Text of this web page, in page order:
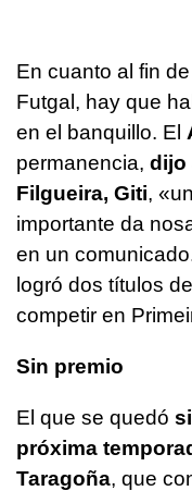
En cuanto al fin
Futgal, hay que
en el banquillo. El
permanencia, dijo
Filgueira, Giti,
importante da
en un
logró dos títulos
competir en
Sin premio
El que se quedó
próxima
Taragoña, que